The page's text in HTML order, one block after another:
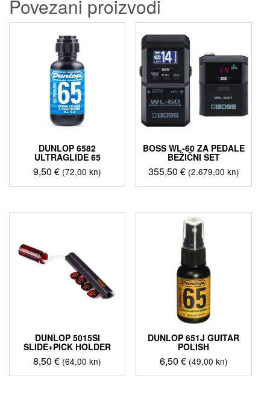
Povezani proizvodi
DUNLOP 6582
ULTRAGLIDE 65
9,50€ (72,00 kn)
BOSS WL-60 ZA PEDALE
BEŽIČNI SET
355,50 € (2.679,00 kn)
DUNLOP 5015SI
SLIDE+PICK HOLDER
8,50€ (64,00 kn)
DUNLOP 651J GUITAR
POLISH
6,50 € (49,00 kn)